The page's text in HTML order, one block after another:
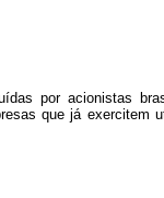
por acionistas
que já